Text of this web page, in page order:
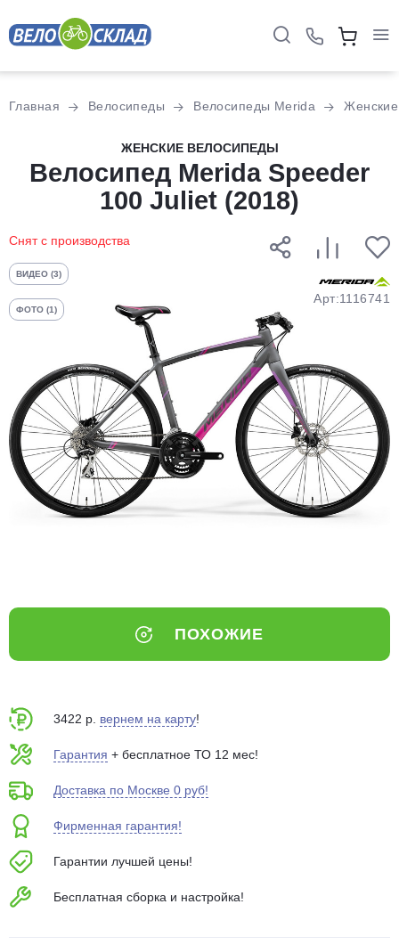
Главная Велосипеды Велосипеды Merida Женские
ЖЕНСКИЕ ВЕЛОСИПЕДЫ
Велосипед Merida Speeder
100 Juliet (2018)
Снят с производства
ВИДЕО (3)
ФОТО (1)
Арт:1116741
ПОХОЖИЕ
3422 р. вернем на карту!
Гарантия + бесплатное ТО 12 мес!
Доставка по Москве 0 руб!
Фирменная гарантия!
Гарантии лучшей цены!
Бесплатная сборка и настройка!
Разбейте
оплатуна части
без переплат
График платежей
Добавляйте товары
в корзину
Оплачивайте сегодня только
выбранный способом
Оставшиеся75% будут
Подробнее
Остались вопросы?